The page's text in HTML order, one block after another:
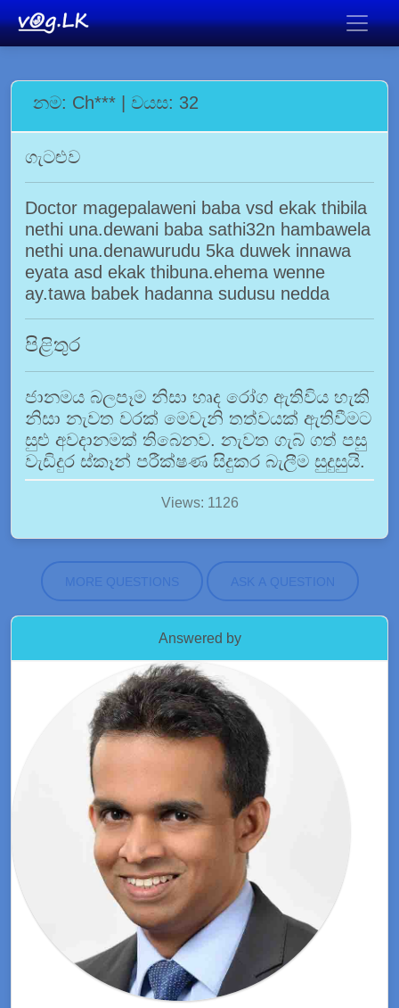
නම: Ch*** | වයස: 32
ගැටළුව
Doctor magepalaweni baba vsd ekak thibila
nethi una.dewani baba sathi32n hambawela
nethi una.denawurudu 5ka duwek innawa
eyata asd ekak thibuna.ehema wenne
ay.tawa babek hadanna sudusu nedda
පිළිතුර
ජානමය බලපෑම නිසා හෘද රෝග ඇතිවිය හැකි
නිසා නැවත වරක් මෙවැනි තත්වයක් ඇතිවීමට
සුළු අවදානමක් තිබෙනව. නැවත ගැබ් ගත් පසු
වැඩිදුර ස්කෑන් පරීක්ෂණ සිදුකර බැලීම සුදුසුයි.
Views: 1126
MORE QUESTIONS ASK A QUESTION
Answered by